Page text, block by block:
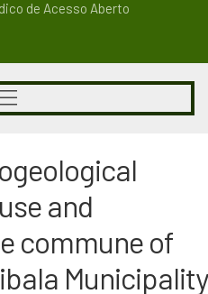
de Acesso Aberto
and
commune of
Municipality